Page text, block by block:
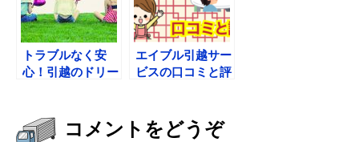
トラブルなく安
心！引越のドリー
エイブル引越サー
ビスの口コミと評
コメントをどうぞ